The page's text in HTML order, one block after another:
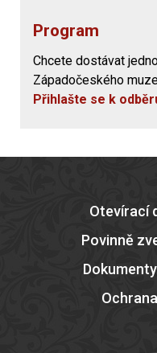
Program
Chcete dostávat
Západočeského
Přihlašte se k
Otevírací
Povinně
Dokumenty